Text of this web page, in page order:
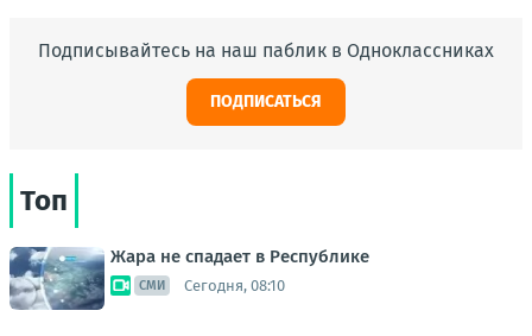
Подписывайтесь на наш паблик в Одноклассниках
ПОДПИСАТЬСЯ
Топ
Жара не спадает в Республике
СМИ Сегодня, 08:10